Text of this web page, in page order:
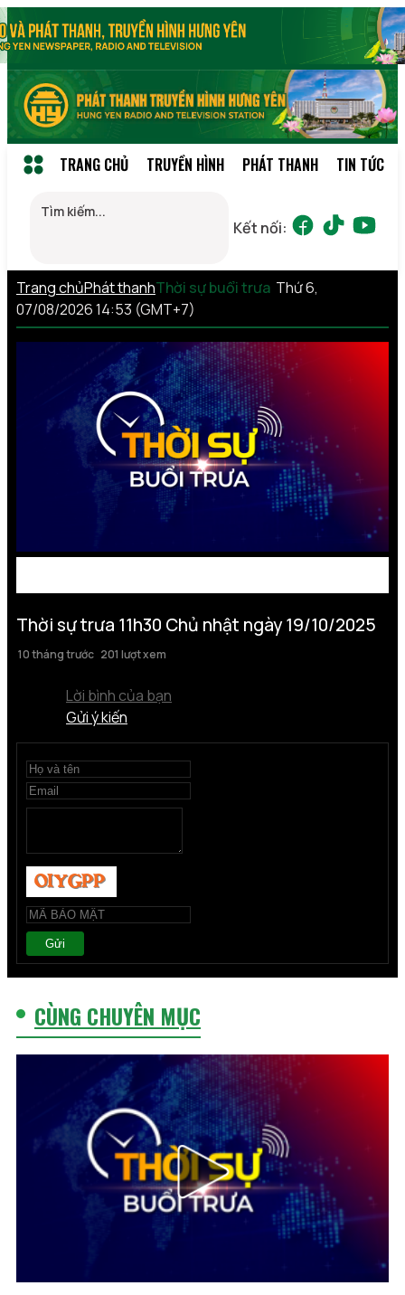
TRANG CHỦ TRUYỀN HÌNH PHÁT THANH TIN TỨC
Kết nối:
Trang chủPhát thanhThời sự buổi trưa Thứ 6,
07/08/2026 14:53 (GMT+7)
Thời sự trưa 11h30 Chủ nhật ngày 19/10/2025
10 tháng trước 201 lượt xem
Lời bình của bạn
Gửi ý kiến
Gửi
CÙNG CHUYÊN MỤC